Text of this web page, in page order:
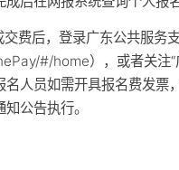
费后，登录广东公共服务
#/home），或者关注“
人员如需开具报名费发票
公告执行。